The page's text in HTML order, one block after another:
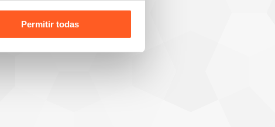
Permitir todas